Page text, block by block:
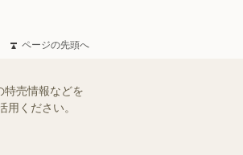
ページの先頭へ
特売情報などを
ください。